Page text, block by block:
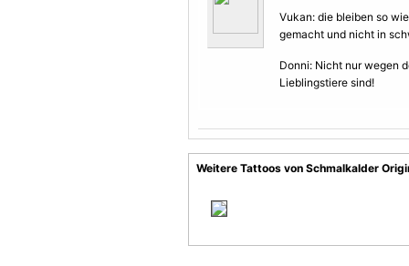
Vukan: die bleiben so
gemacht und nicht in
Donni: Nicht nur wegen
Lieblingstiere sind!
Weitere Tattoos von Schmalkalder